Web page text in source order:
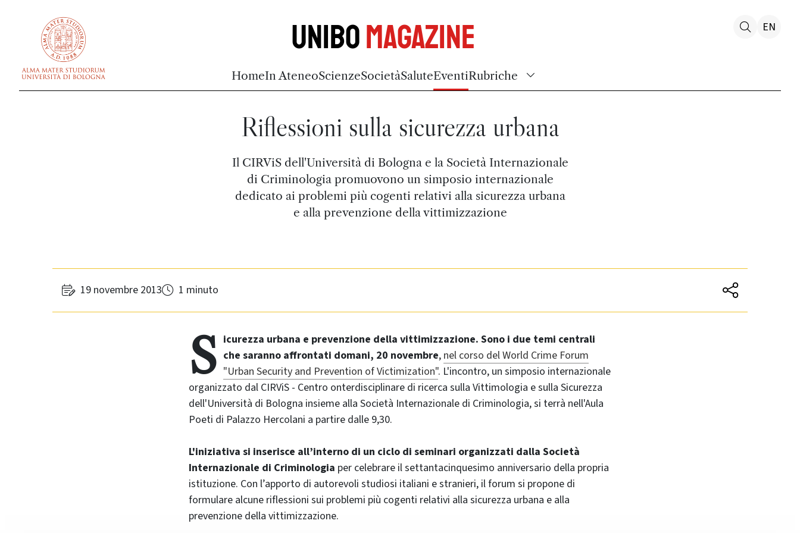
UniboMagazine
HomeIn AteneoScienzeSocietàSaluteEventiRubriche
EN
Riflessioni sulla sicurezza urbana
Il CIRViS dell'Università di Bologna e la Società Internazionale
di Criminologia promuovono un simposio internazionale
dedicato ai problemi più cogenti relativi alla sicurezza urbana
e alla prevenzione della vittimizzazione
19 novembre 2013 1 minuto
S icurezza urbana e prevenzione della vittimizzazione. Sono i due temi centrali
che saranno affrontati domani, 20 novembre, nel corso del World Crime Forum
"Urban Security and Prevention of Victimization". L'incontro, un simposio internazionale
organizzato dal CIRViS - Centro onterdisciplinare di ricerca sulla Vittimologia e sulla Sicurezza
dell'Università di Bologna insieme alla Società Internazionale di Criminologia, si terrà nell'Aula
Poeti di Palazzo Hercolani a partire dalle 9,30.
L'iniziativa si inserisce all’interno di un ciclo di seminari organizzati dalla Società
Internazionale di Criminologia per celebrare il settantacinquesimo anniversario della propria
istituzione. Con l’apporto di autorevoli studiosi italiani e stranieri, il forum si propone di
formulare alcune riflessioni sui problemi più cogenti relativi alla sicurezza urbana e alla
prevenzione della vittimizzazione.